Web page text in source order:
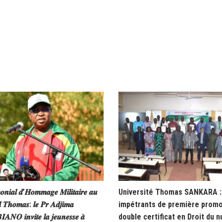
𝒅’𝑯𝒐𝒎𝒎𝒂𝒈𝒆 𝑴𝒊𝒍𝒊𝒕𝒂𝒊𝒓𝒆 𝒂𝒖
𝑻𝒉𝒐𝒎𝒂𝒔: 𝒍𝒆 𝑷𝒓 𝑨𝒅𝒋𝒊𝒎𝒂
𝒊𝒏𝒗𝒊𝒕𝒆 𝒍𝒂 𝒋𝒆𝒖𝒏𝒆𝒔𝒔𝒆 𝒂̀
Université Thomas SANKARA
impétrants de première
double certificat en Droit du